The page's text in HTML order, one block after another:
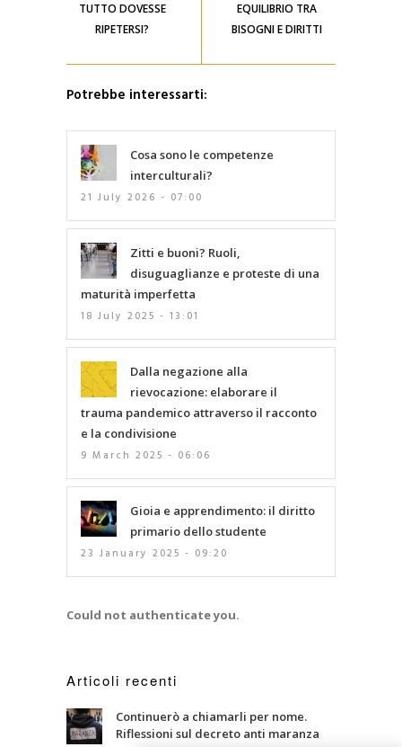
TUTTO DOVESSE
RIPETERSI?
EQUILIBRIO TRA
BISOGNI E DIRITTI
Potrebbe interessarti:
Cosa sono le competenze
interculturali?
21 July 2026 - 07:00
Zitti e buoni? Ruoli,
disuguaglianze e proteste di una
maturità imperfetta
18 July 2025 - 13:01
Dalla negazione alla
rievocazione: elaborare il
trauma pandemico attraverso il racconto
e la condivisione
9 March 2025 - 06:06
Gioia e apprendimento: il diritto
primario dello studente
23 January 2025 - 09:20
Could not authenticate you.
Articoli recenti
Continuerò a chiamarli per nome.
Riflessioni sul decreto anti maranza